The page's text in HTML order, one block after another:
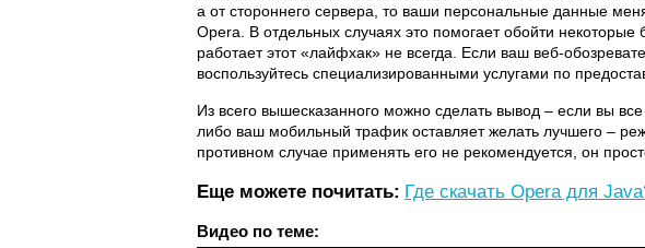
а от стороннего сервера, то ваши персональные данные
Opera. В отдельных случаях это помогает обойти некоторые
работает этот «лайфхак» не всегда. Если ваш веб-
воспользуйтесь специализированными услугами по
Из всего вышесказанного можно сделать вывод – если вы
либо ваш мобильный трафик оставляет желать лучшего –
противном случае применять его не рекомендуется, он
Еще можете почитать: Где скачать Opera для
Видео по теме: